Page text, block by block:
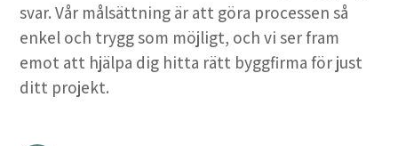
svar. Vår målsättning är att göra processen så
enkel och trygg som möjligt, och vi ser fram
emot att hjälpa dig hitta rätt byggfirma för just
ditt projekt.